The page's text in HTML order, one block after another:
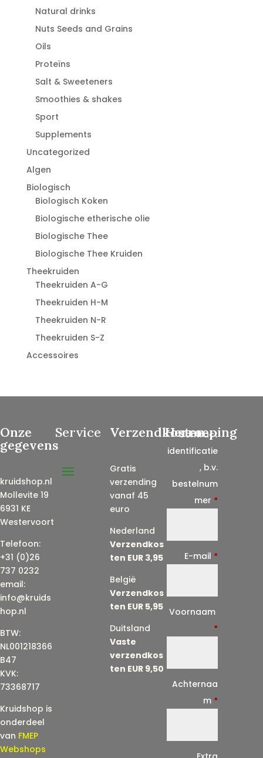
Natural drinks
Nuts Seeds and Grains
Oils
Proteïns
Salt & Sweeteners
Smoothies & shakes
Sport
Supplements
Uncategorized
Algen
Biologisch
Biologisch Koken
Biologische etherische olie
Biologische Thee
Biologische Thee Kruiden
Theekruiden
Theekruiden A-G
Theekruiden H-M
Theekruiden N-R
Theekruiden S-Z
Accessoires
Onze
gegevens
kruidshop.nl
Mollevite 19
6931 KE
Westervoort
Telefoon:
+31 (0)26
737 0232
email:
info@kruids
hop.nl
BTW:
NL001218366
B47
KVK:
73368717
Kruidshop is
onderdeel
van FMEP
Webshops
Service Verzendkosten
Gratis
verzending
vanaf 45
euro
Nederland
Verzendkos
ten EUR 3,95
België
Verzendkos
ten EUR 5,95
Duitsland
Vaste
verzendkos
ten EUR 9,50
Herroeping
Contract
identificatie
, b.v.
bestelnum
mer *
E-mail *
Voornaam
*
Achternaa
m *